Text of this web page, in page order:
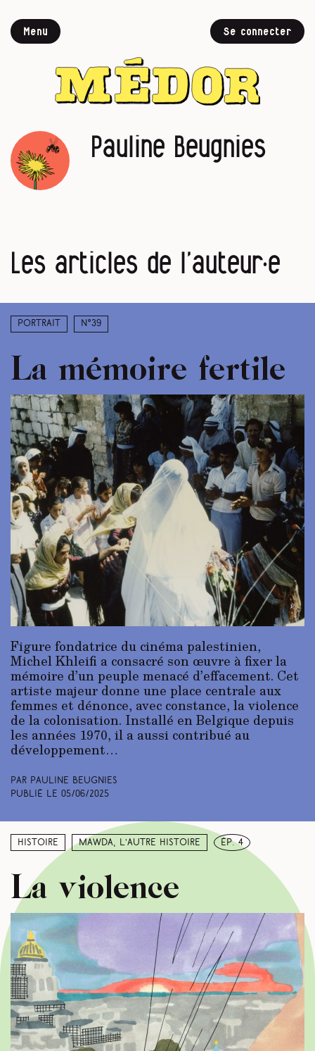
Menu Se connecter
Pauline Beugnies
Les articles de l’auteur·e
Portrait N°39
La mémoire fertile
Figure fondatrice du cinéma palestinien,
Michel Khleifi a consacré son œuvre à fixer la
mémoire d’un peuple menacé d’effacement. Cet
artiste majeur donne une place centrale aux
femmes et dénonce, avec constance, la violence
de la colonisation. Installé en Belgique depuis
les années 1970, il a aussi contribué au
développement…
Par Pauline Beugnies
Publié le 05/06/2025
Histoire Mawda, l’autre histoire ép. 4
La violence